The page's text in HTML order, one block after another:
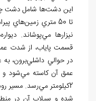
اين دشتها شامل دشت
تا 50 متري زمين
هاي
نيزارها ميپوشاند. ديواره
قسمت پاياب، از شدت
در حوالي داشليبرون، به عمق
عمق آن کاسته ميشود
2کيلومتر مي
رسد. مسير